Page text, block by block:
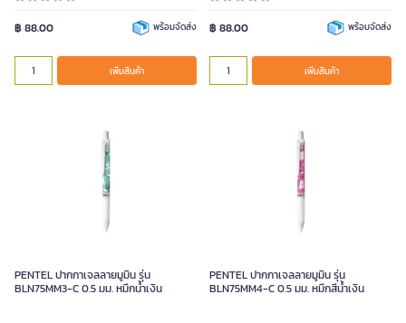
฿ 88.00 พร้อมจัดส่ง
เพิ่มสินค้า
฿ 88.00 พร้อมจัดส่ง
เพิ่มสินค้า
PENTEL ปากกาเจลลายมูมิน รุ่น
BLN75MM3-C 0.5 มม. หมึกน้ำเงิน
PENTEL ปากกาเจลลายมูมิน รุ่น
BLN75MM4-C 0.5 มม. หมึกสีน้ำเงิน